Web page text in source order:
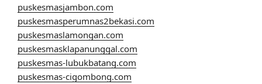
puskesmasjambon.com
puskesmasperumnas2bekasi.com
puskesmaslamongan.com
puskesmasklapanunggal.com
puskesmas-lubukbatang.com
puskesmas-cigombong.com